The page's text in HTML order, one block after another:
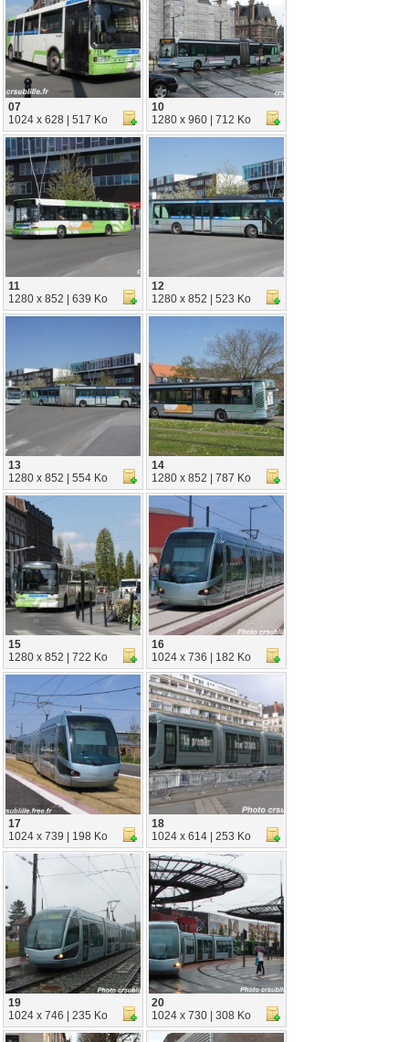
07
1024 x 628 | 517 Ko
10
1280 x 960 | 712 Ko
11
1280 x 852 | 639 Ko
12
1280 x 852 | 523 Ko
13
1280 x 852 | 554 Ko
14
1280 x 852 | 787 Ko
15
1280 x 852 | 722 Ko
16
1024 x 736 | 182 Ko
17
1024 x 739 | 198 Ko
18
1024 x 614 | 253 Ko
19
1024 x 746 | 235 Ko
20
1024 x 730 | 308 Ko